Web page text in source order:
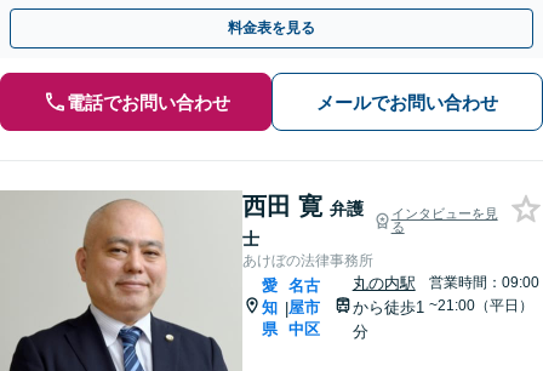
い。【久屋大通駅1分・初回相談30分無料】
料金表を見る
電話でお問い合わせ メールでお問い合わせ
西田 寛 弁護
士
インタビューを見
る
あけぼの法律事務所
愛
知
県
|
名古
屋市
中区
丸の内駅
から徒歩1
分
営業時間：09:00
~21:00（平日）